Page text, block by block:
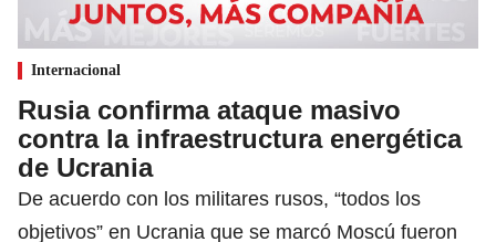
Internacional
Rusia confirma ataque masivo
contra la infraestructura energética
de Ucrania
De acuerdo con los militares rusos, “todos los
objetivos” en Ucrania que se marcó Moscú fueron